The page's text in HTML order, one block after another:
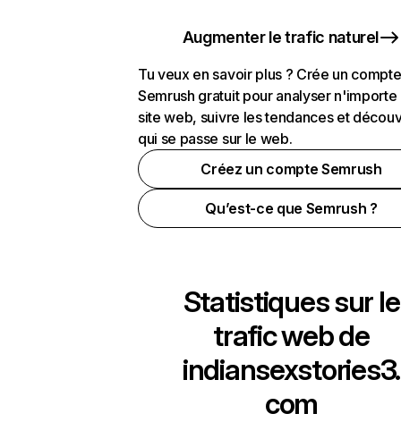
Augmenter le trafic naturel
Tu veux en savoir plus ? Crée un compte
Semrush gratuit pour analyser n'importe
site web, suivre les tendances et
qui se passe sur le web.
Créez un compte Semrush
Qu’est-ce que Semrush ?
Statistiques sur le
trafic web de
indiansexstories3.
com